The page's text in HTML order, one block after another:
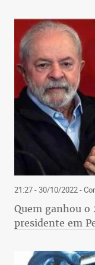
21:27 - 30/10/2022-
Quem ganhou o
presidente em